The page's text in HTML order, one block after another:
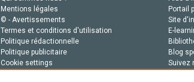
Mentions légales
© - Avertissements
Termes et conditions d'utilisation
Politique rédactionnelle
Politique publicitaire
Cookie settings
Portail
Site
E-
Blog
Suivez